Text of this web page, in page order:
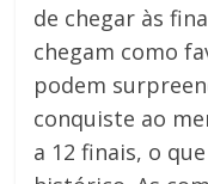
de chegar às
chegam como
podem
conquiste ao
a 12 finais, o